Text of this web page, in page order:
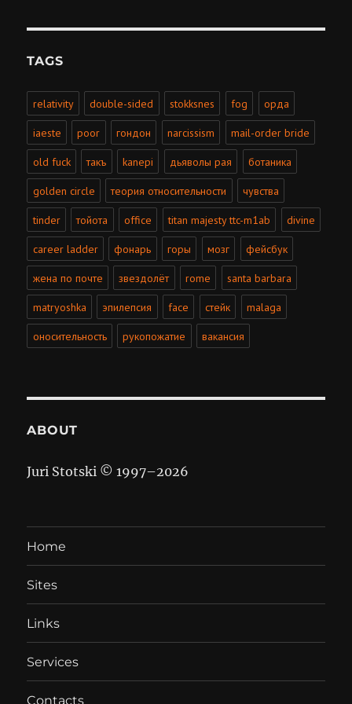
TAGS
relativity double-sided stokksnes fog орда
iaeste poor гондон narcissism mail-order bride
old fuck такъ kanepi дьяволы рая ботаника
golden circle теория относительности чувства
tinder тойота office titan majesty ttc-m1ab divine
career ladder фонарь горы мозг фейсбук
жена по почте звездолёт rome santa barbara
matryoshka эпилепсия face стейк malaga
оносительность рукопожатие вакансия
ABOUT
Juri Stotski © 1997–2026
Home
Sites
Links
Services
Contacts